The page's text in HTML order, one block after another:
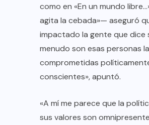
como en «En un mundo
agita la cebada»— aseguró
impactado la gente que dice
menudo son esas personas
comprometidas
conscientes», apuntó.
«A mí me parece que la
sus valores son